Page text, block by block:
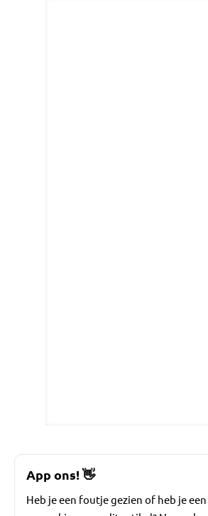
App ons!👋
Heb je een foutje gezien of heb je een